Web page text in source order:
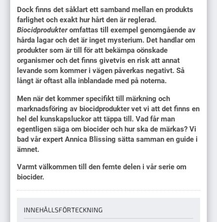
Dock finns det såklart ett samband mellan en produkts
farlighet och exakt hur hårt den är reglerad.
Biocidprodukteromfattas till exempel genomgående av
hårda lagar och det är inget mysterium. Det handlar om
produkter som är till för att bekämpa oönskade
organismer och det finns givetvis en risk att annat
levande som kommer i vägen påverkas negativt. Så
långt är oftast alla inblandade med på noterna.
Men när det kommer specifikt till märkning och
marknadsföring av biocidprodukter vet vi att det finns en
hel del kunskapsluckor att täppa till. Vad får man
egentligen säga om biocider och hur ska de märkas? Vi
bad vår expert Annica Blissing sätta samman en guide i
ämnet.
Varmt välkommen till den femte delen i vår serie om
biocider.
INNEHÅLLSFÖRTECKNING